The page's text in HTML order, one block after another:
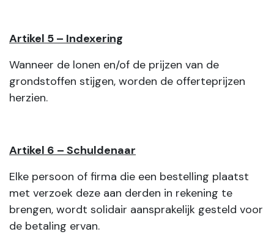
Artikel 5 – Indexering
Wanneer de lonen en/of de prijzen van de
grondstoffen stijgen, worden de offerteprijzen
herzien.
Artikel 6 – Schuldenaar
Elke persoon of firma die een bestelling plaatst
met verzoek deze aan derden in rekening te
brengen, wordt solidair aansprakelijk gesteld voor
de betaling ervan.